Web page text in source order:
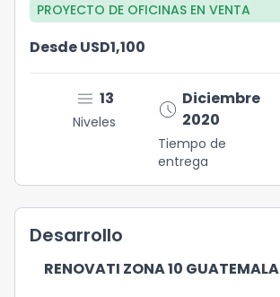
PROYECTO DE OFICINAS EN VENTA
Desde USD1,100
menu 13
Niveles schedule Diciembre
2020
Tiempo de
entrega
Desarrollo
RENOVATI ZONA 10 GUATEMALA